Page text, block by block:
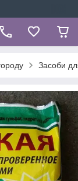
Засоби